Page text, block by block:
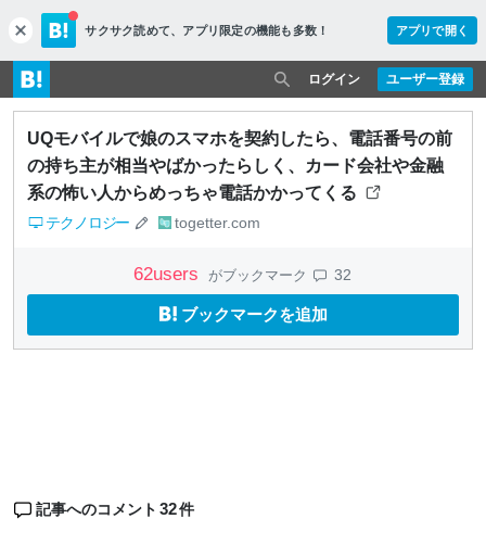
c
l
o
s
e
サクサク読めて、 アプリ限定の機能も多数！ アプリで開く
ユーザー登録
ログイン
UQモバイルで娘のスマホを契約したら、電話番号の前
の持ち主が相当やばかったらしく、カード会社や金融
系の怖い人からめっちゃ電話かかってくる
テクノロジー togetter.com
62users がブックマーク 32
ブックマークを追加
記事へのコメント 32件